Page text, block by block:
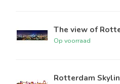
The view of
Op voorraad
Rotterdam